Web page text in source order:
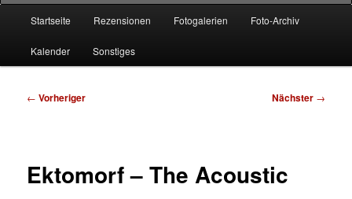
Startseite Rezensionen Fotogalerien Foto-Archiv
Kalender Sonstiges
Beitragsnavigation
← Vorheriger Nächster →
Ektomorf – The Acoustic